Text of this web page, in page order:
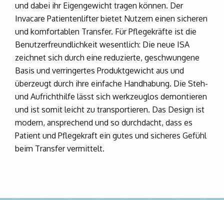
und dabei ihr Eigengewicht tragen können. Der
Invacare Patientenlifter bietet Nutzern einen sicheren
und komfortablen Transfer. Für Pflegekräfte ist die
Benutzerfreundlichkeit wesentlich: Die neue ISA
zeichnet sich durch eine reduzierte, geschwungene
Basis und verringertes Produktgewicht aus und
überzeugt durch ihre einfache Handhabung. Die Steh-
und Aufrichthilfe lässt sich werkzeuglos demontieren
und ist somit leicht zu transportieren. Das Design ist
modern, ansprechend und so durchdacht, dass es
Patient und Pflegekraft ein gutes und sicheres Gefühl
beim Transfer vermittelt.